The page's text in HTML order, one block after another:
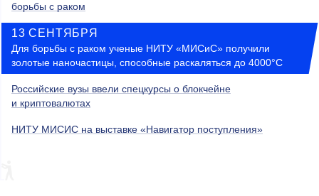
борьбы с раком
13 СЕНТЯБРЯ
Для борьбы с раком ученые НИТУ «МИСиС» получили
золотые наночастицы, способные раскаляться до 4000°C
Российские вузы ввели спецкурсы о блокчейне
и криптовалютах
НИТУ МИСИС на выставке «Навигатор поступления»